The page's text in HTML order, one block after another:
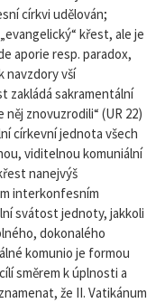
církvi udělován;
křest, ale je
aporie resp. paradox,
navzdory vší
zakládá sakramentální
znovuzrodili“ (UR 22)
církevní jednota všech
viditelnou komuniální
nanejvýš
interkonfesním
svátost jednoty, jakkoli
dokonalého
komunio je formou
směrem k úplnosti a
že II. Vatikánum